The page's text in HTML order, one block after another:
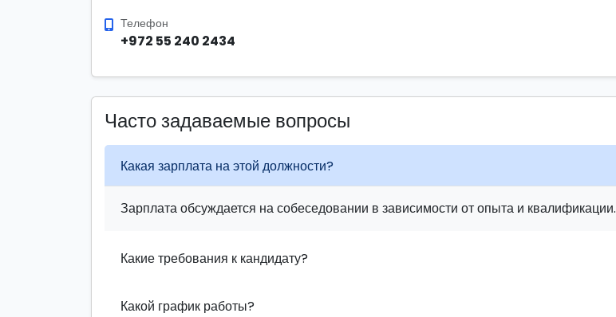
Телефон
+972 55 240 2434
Часто задаваемые вопросы
Какая зарплата на этой должности?
Зарплата обсуждается на собеседовании в зависимости от опыта и квалификации.
Какие требования к кандидату?
Какой график работы?